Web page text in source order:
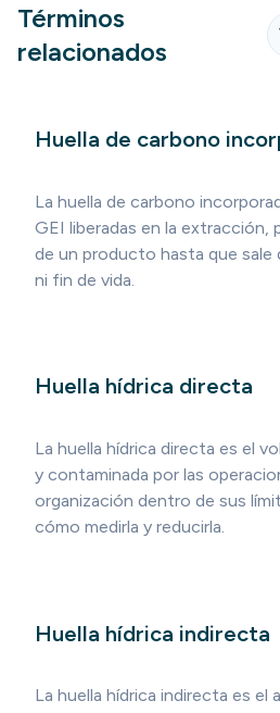
Términos
relacionados
Huella de carbono
La huella de carbono
GEI liberadas en la
de un producto hasta que sale
ni fin de vida.
Huella hídrica directa
La huella hídrica directa es el
y contaminada por las
organización dentro de sus
cómo medirla y reducirla.
Huella hídrica indirecta
La huella hídrica indirecta es el